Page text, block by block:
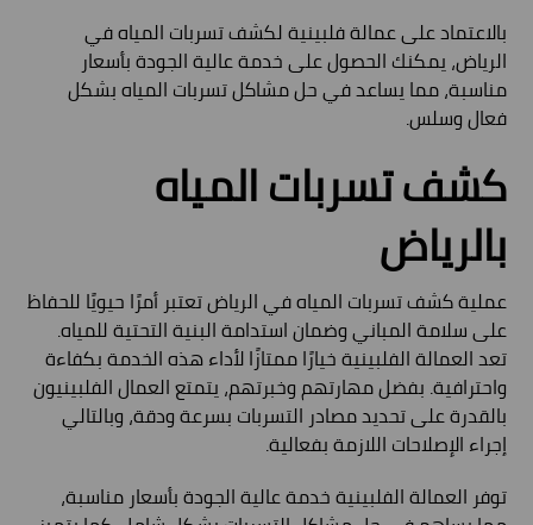
بالاعتماد على عمالة فلبينية لكشف تسربات المياه في
الرياض، يمكنك الحصول على خدمة عالية الجودة بأسعار
مناسبة، مما يساعد في حل مشاكل تسربات المياه بشكل
فعال وسلس.
كشف تسربات المياه
بالرياض
عملية كشف تسربات المياه في الرياض تعتبر أمرًا حيويًا للحفاظ
على سلامة المباني وضمان استدامة البنية التحتية للمياه.
تعد العمالة الفلبينية خيارًا ممتازًا لأداء هذه الخدمة بكفاءة
واحترافية. بفضل مهارتهم وخبرتهم، يتمتع العمال الفلبينيون
بالقدرة على تحديد مصادر التسربات بسرعة ودقة، وبالتالي
إجراء الإصلاحات اللازمة بفعالية.
توفر العمالة الفلبينية خدمة عالية الجودة بأسعار مناسبة،